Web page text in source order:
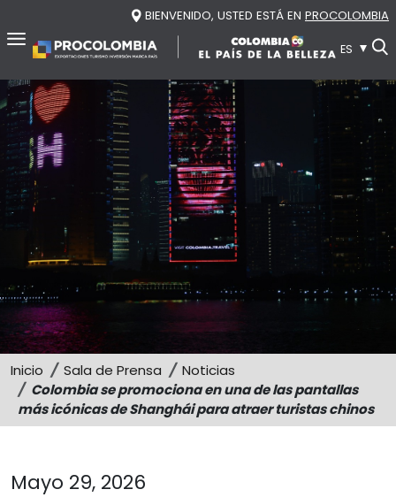
Pasar al contenido principalBIENVENIDO, USTED ESTÁ EN PROCOLOMBIA
ES
Inicio
Nosotros
Conozca ProColombia
Reconocimientos
Red de oficinas
Organigrama
Sostenibilidad
Transparencia
Sala de prensa
Recursos
Publicaciones y Estudios de Mercado
Memorias
Contacto
Inicio Sala de Prensa
Noticias
Colombia se promociona en una de las pantallas
más icónicas de Shanghái para atraer turistas chinos
Mayo 29, 2026